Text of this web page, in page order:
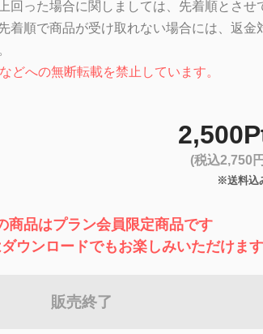
回った場合に関しましては、先着順とさせ
着順で商品が受け取れない場合には、返金
どへの無断転載を禁止しています。
(税込2,750
※送料込
商品はプラン会員限定商品です
ウンロードでもお楽しみいただけま
販売終了